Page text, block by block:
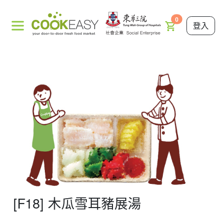
0
登入
[F18] 木瓜雪耳豬展湯